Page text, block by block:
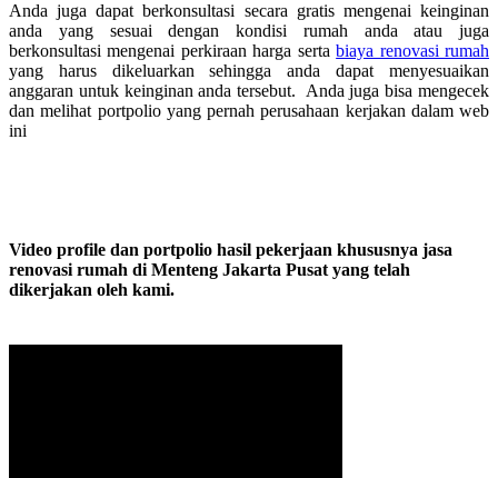
Anda juga dapat berkonsultasi secara gratis mengenai keinginan
anda yang sesuai dengan kondisi rumah anda atau juga
berkonsultasi mengenai perkiraan harga sertabiaya renovasi rumah
yang harus dikeluarkan sehingga anda dapat menyesuaikan
anggaran untuk keinginan anda tersebut. Anda juga bisa mengecek
dan melihat portpolio yang pernah perusahaan kerjakan dalam web
ini
Video profile dan portpolio hasil pekerjaan khususnya jasa
renovasi rumah di Menteng Jakarta Pusat yang telah
dikerjakan oleh kami.